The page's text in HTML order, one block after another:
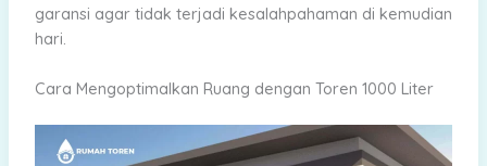
garansi agar tidak terjadi kesalahpahaman di kemudian
hari.
Cara Mengoptimalkan Ruang dengan Toren 1000 Liter